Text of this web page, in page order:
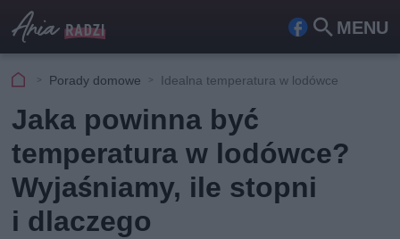
MENU
Fa
ook
Szu
kaj
Porady domowe Idealna temperatura w lodówce
Jaka powinna być
temperatura w lodówce?
Wyjaśniamy, ile stopni
i dlaczego